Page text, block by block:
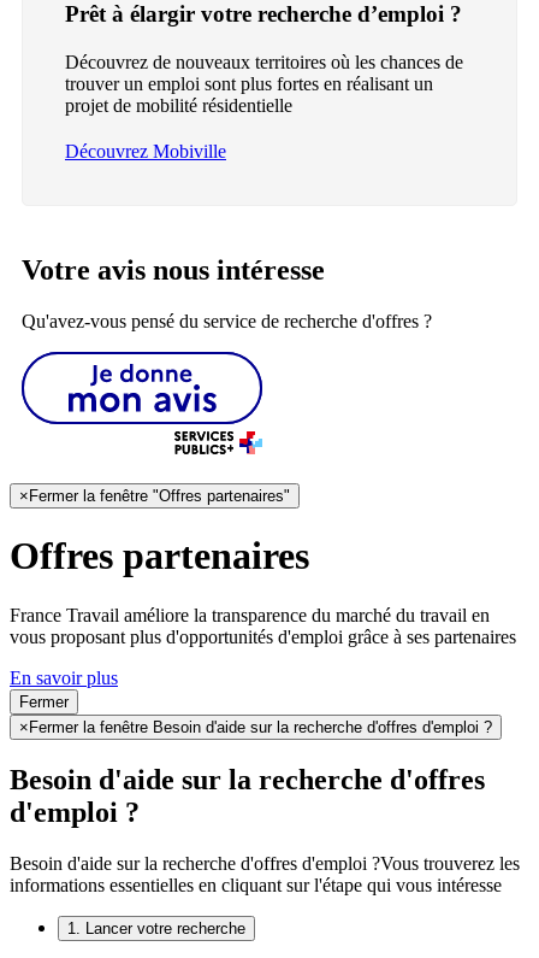
Prêt à élargir votre recherche d’emploi ?
Découvrez de nouveaux territoires où les chances de
trouver un emploi sont plus fortes en réalisant un
projet de mobilité résidentielle
Découvrez Mobiville
Votre avis nous intéresse
Qu'avez-vous pensé du service de recherche d'offres ?
× Fermer la fenêtre "Offres partenaires"
Offres partenaires
France Travail améliore la transparence du marché du travail en
vous proposant plus d'opportunités d'emploi grâce à ses partenaires
En savoir plus
Fermer
× Fermer la fenêtre Besoin d'aide sur la recherche d'offres d'emploi ?
Besoin d'aide sur la recherche d'offres
d'emploi ?
Besoin d'aide sur la recherche d'offres d'emploi ?Vous trouverez les
informations essentielles en cliquant sur l'étape qui vous intéresse
1. Lancer votre recherche